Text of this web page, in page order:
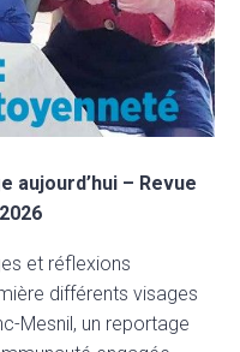
aujourd’hui – Revue
et réflexions
différents visages
Mesnil, un reportage